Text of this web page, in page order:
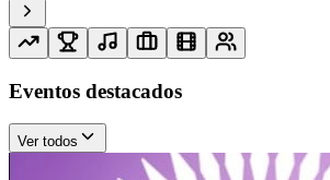
Eventos destacados
Ver todos